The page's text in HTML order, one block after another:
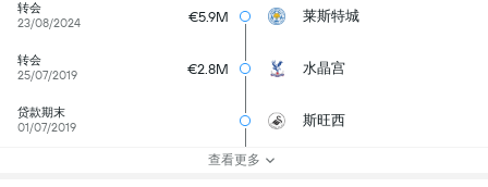
转会
23/08/2024
€5.9M 莱斯特城
转会
25/07/2019
€2.8M 水晶宫
贷款期末
01/07/2019
斯旺西
查看更多